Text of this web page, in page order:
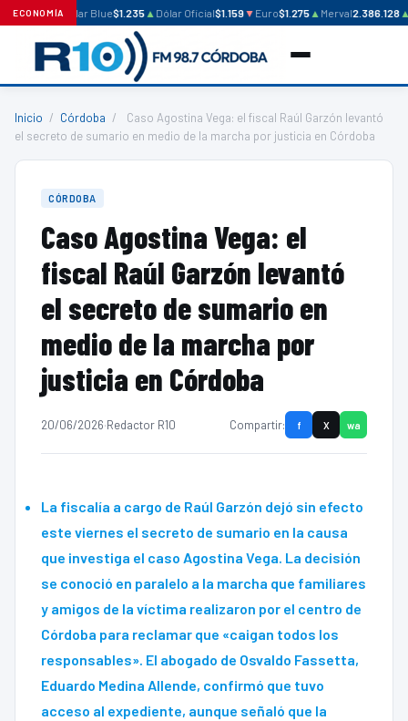
ECONOMÍADólar Blue$1.235▲Dólar Oficial$1.159▼Euro$1.275▲Merval2.386.128▲
Inicio / Córdoba /
Caso Agostina Vega: el fiscal Raúl Garzón levantó
el secreto de sumario en medio de la marcha por justicia en Córdoba
CÓRDOBA
Caso Agostina Vega: el
fiscal Raúl Garzón levantó
el secreto de sumario en
medio de la marcha por
justicia en Córdoba
20/06/2026·Redactor R10 Compartir: f X wa
La fiscalía a cargo de Raúl Garzón dejó sin efecto
este viernes el secreto de sumario en la causa
que investiga el caso Agostina Vega. La decisión
se conoció en paralelo a la marcha que familiares
y amigos de la víctima realizaron por el centro de
Córdoba para reclamar que «caigan todos los
responsables». El abogado de Osvaldo Fassetta,
Eduardo Medina Allende, confirmó que tuvo
acceso al expediente, aunque señaló que la